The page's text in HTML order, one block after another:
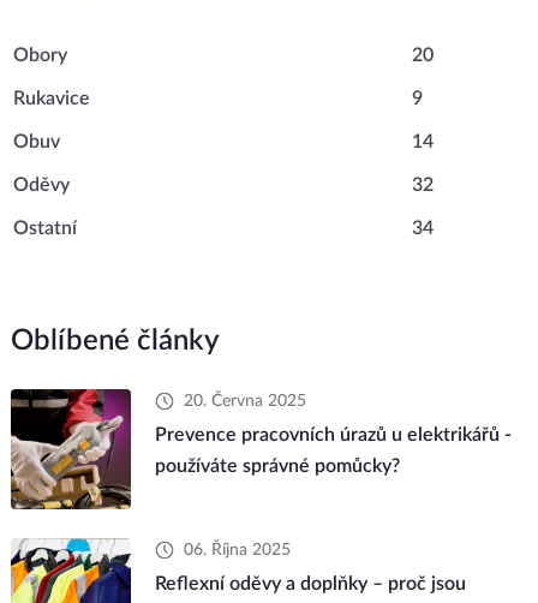
Obory 20
Rukavice 9
Obuv 14
Oděvy 32
Ostatní 34
Oblíbené články
20. Června 2025
Prevence pracovních úrazů u elektrikářů -
používáte správné pomůcky?
06. Října 2025
Reflexní oděvy a doplňky – proč jsou